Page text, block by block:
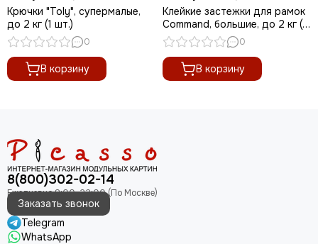
Крючки "Toly", супермалые,
до 2 кг (1 шт.)
0
В корзину
Клейкие застежки для рамок
Command, большие, до 2 кг (1
шт.)
0
В корзину
8(800)302-02-14
Заказать звонок
Telegram
WhatsApp